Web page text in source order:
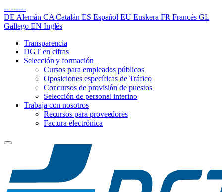
-- ------
DE Alemán CA Catalán ES Español EU Euskera FR Francés GL
Gallego EN Inglés
Transparencia
DGT en cifras
Selección y formación
Cursos para empleados públicos
Oposiciones específicas de Tráfico
Concursos de provisión de puestos
Selección de personal interino
Trabaja con nosotros
Recursos para proveedores
Factura electrónica